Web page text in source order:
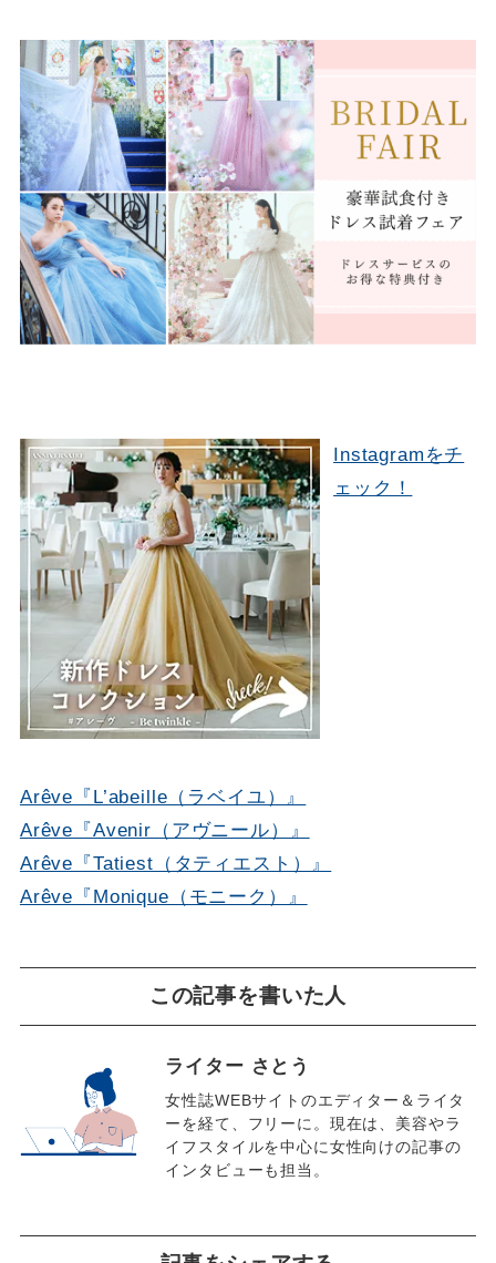
Instagramをチ
ェック！
Arêve『L’abeille（ラベイユ）』
Arêve『Avenir（アヴニール）』
Arêve『Tatiest（タティエスト）』
Arêve『Monique（モニーク）』
この記事を書いた人
ライター さとう
女性誌WEBサイトのエディター＆ライタ
ーを経て、フリーに。現在は、美容やラ
イフスタイルを中心に女性向けの記事の
インタビューも担当。